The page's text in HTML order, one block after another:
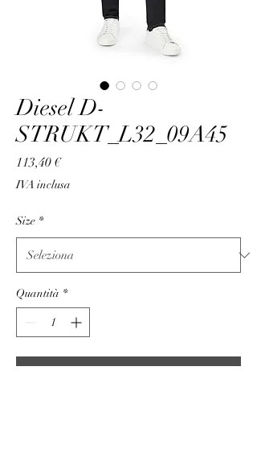
Diesel D-
STRUKT_L32_09A45
113,40 €Prezzo
IVA inclusa
Size *
Quantità *